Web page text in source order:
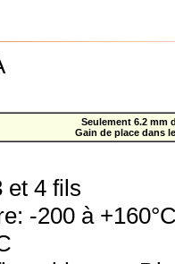
Seulement 6.2 mm
Gain de place dans
et 4 fils
-200 à